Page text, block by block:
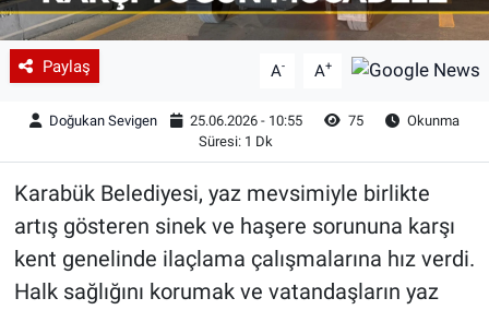
Paylaş A- A+
Doğukan Sevigen 25.06.2026 - 10:55 75
Okunma
Süresi: 1 Dk
Karabük Belediyesi, yaz mevsimiyle birlikte
artış gösteren sinek ve haşere sorununa karşı
kent genelinde ilaçlama çalışmalarına hız verdi.
Halk sağlığını korumak ve vatandaşların yaz